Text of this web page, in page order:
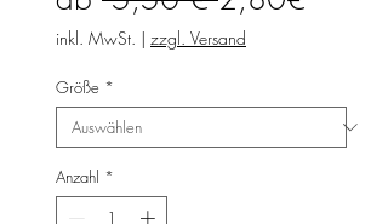
inkl. MwSt. | zzgl. Versand
Größe *
Anzahl *